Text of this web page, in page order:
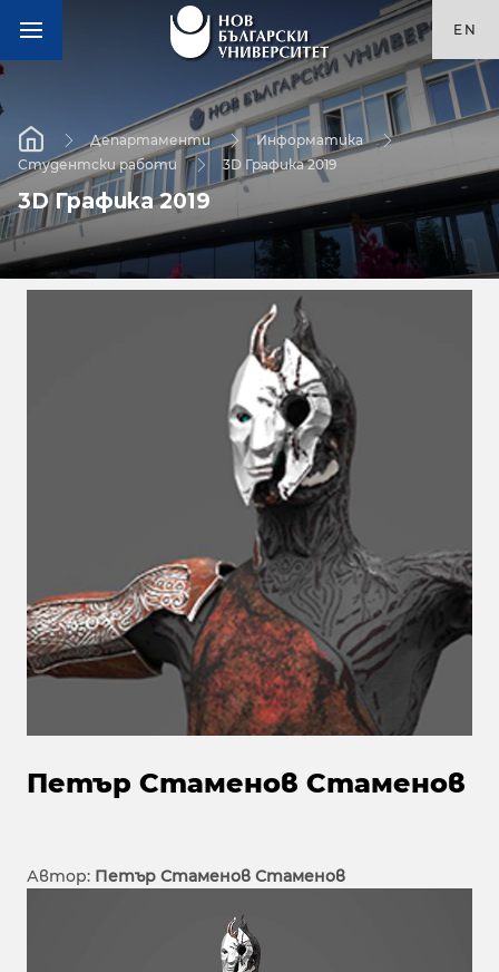
EN
Департаменти
Информатика
Студентски работи
3D Графика 2019
3D Графика 2019
Петър Стаменов Стаменов
Автор: Петър Стаменов Стаменов